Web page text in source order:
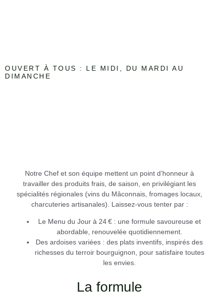
OUVERT À TOUS : LE MIDI, DU MARDI AU
DIMANCHE
Notre Chef et son équipe mettent un point d’honneur à
travailler des produits frais, de saison , en privilégiant les
spécialités régionales (vins du Mâconnais, fromages locaux,
charcuteries artisanales). Laissez-vous tenter par :
Le Menu du Jour à 24 €: une formule savoureuse et
abordable, renouvelée quotidiennement.
Des ardoises variées : des plats inventifs, inspirés des
richesses du terroir bourguignon, pour satisfaire toutes
les envies.
La formule